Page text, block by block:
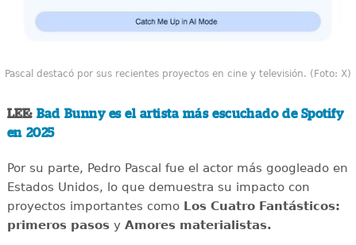
Pascal destacó por sus recientes proyectos en cine y televisión. (Foto: X)
LEE: Bad Bunny es el artista más escuchado de Spotify
en 2025
Por su parte, Pedro Pascal fue el actor más googleado en
Estados Unidos, lo que demuestra su impacto con
proyectos importantes como Los Cuatro Fantásticos:
primeros pasosy Amores materialistas.